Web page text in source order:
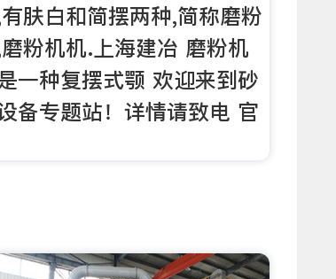
肤白和简摆两种,简称磨粉
粉机机.上海建冶 磨粉机
一种复摆式颚 欢迎来到砂
备专题站！详情请致电 官